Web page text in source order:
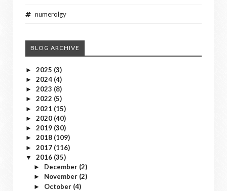
numerolgy
BLOG ARCHIVE
► 2025 (3)
► 2024 (4)
► 2023 (8)
► 2022 (5)
► 2021 (15)
► 2020 (40)
► 2019 (30)
► 2018 (109)
► 2017 (116)
▼ 2016 (35)
► December (2)
► November (2)
► October (4)